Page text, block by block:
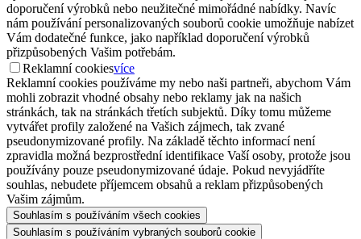
doporučení výrobků nebo neužitečné mimořádné nabídky. Navíc
nám používání personalizovaných souborů cookie umožňuje nabízet
Vám dodatečné funkce, jako například doporučení výrobků
přizpůsobených Vašim potřebám.
Reklamní cookiesvíce
Reklamní cookies používáme my nebo naši partneři, abychom Vám
mohli zobrazit vhodné obsahy nebo reklamy jak na našich
stránkách, tak na stránkách třetích subjektů. Díky tomu můžeme
vytvářet profily založené na Vašich zájmech, tak zvané
pseudonymizované profily. Na základě těchto informací není
zpravidla možná bezprostřední identifikace Vaší osoby, protože jsou
používány pouze pseudonymizované údaje. Pokud nevyjádříte
souhlas, nebudete příjemcem obsahů a reklam přizpůsobených
Vašim zájmům.
Souhlasím s používáním všech cookies
Souhlasím s používáním vybraných souborů cookie